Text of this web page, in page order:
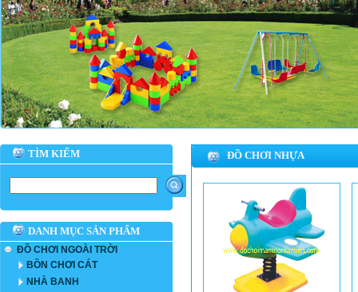
TÌM KIẾM
DANH MỤC SẢN PHẨM
ĐỒ CHƠI NGOÀI TRỜI
BỒN CHƠI CÁT
NHÀ BANH
ĐỒ CHƠI NHỰA